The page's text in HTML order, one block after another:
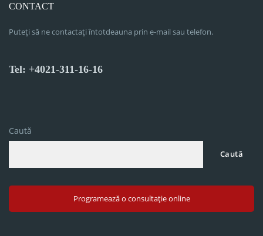
CONTACT
Puteți să ne contactați întotdeauna prin e-mail sau telefon.
Tel: +4021-311-16-16
Caută
Caută
Programează o consultație online